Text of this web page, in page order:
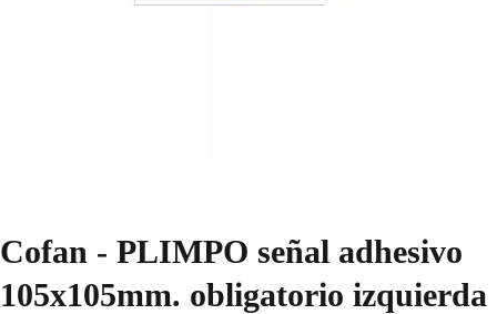
Cofan - PLIMPO señal adhesivo
105x105mm. obligatorio izquierda